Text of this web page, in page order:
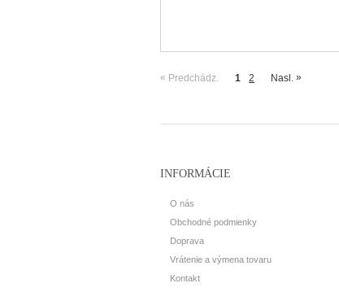
« Predchádz. 1 2 Nasl. »
INFORMÁCIE
O nás
Obchodné podmienky
Doprava
Vrátenie a výmena tovaru
Kontakt